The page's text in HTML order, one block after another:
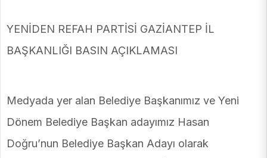
YENİDEN REFAH PARTİSİ GAZİANTEP İL
BAŞKANLIĞI BASIN AÇIKLAMASI
Medyada yer alan Belediye Başkanımız ve Yeni
Dönem Belediye Başkan adayımız Hasan
Doğru’nun Belediye Başkan Adayı olarak